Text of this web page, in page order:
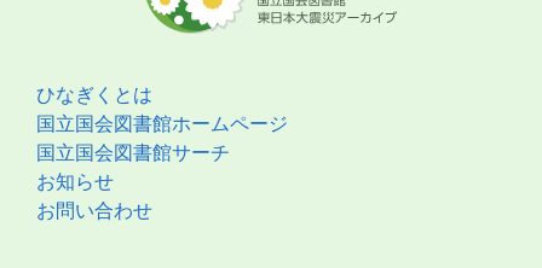
ひなぎくとは
国立国会図書館ホームページ
国立国会図書館サーチ
お知らせ
お問い合わせ